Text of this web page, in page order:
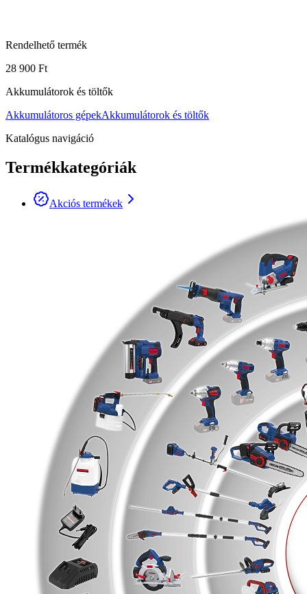
Rendelhető termék
28 900 Ft
Akkumulátorok és töltők
Akkumulátoros gépekAkkumulátorok és töltők
Katalógus navigáció
Termékkategóriák
Akciós termékek